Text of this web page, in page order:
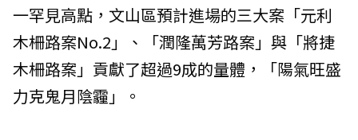
一罕見高點，文山區預計進場的三大案「元利
木柵路案No.2」、「潤隆萬芳路案」與「將捷
木柵路案」貢獻了超過9成的量體，「陽氣旺盛
力克鬼月陰霾」。